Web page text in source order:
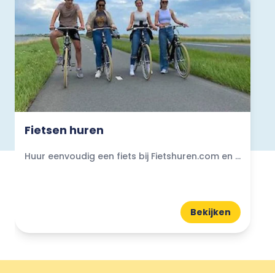
Fietsen huren
Huur eenvoudig een fiets bij Fietshuren.com en ontdek heel Nederland op jouw tempo. Altijd een verhuurpunt dichtbij!
Bekijken